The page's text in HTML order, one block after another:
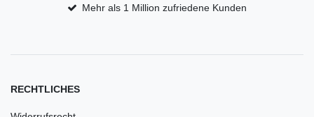
Mehr als 1 Million zufriedene Kunden
RECHTLICHES